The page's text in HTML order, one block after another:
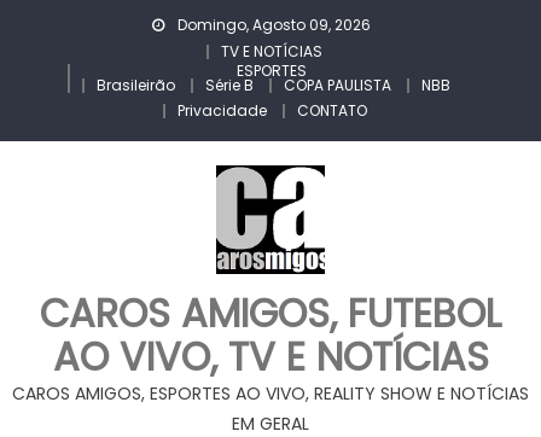
Domingo, Agosto 09, 2026
TV E NOTÍCIAS
ESPORTES
Brasileirão Série B COPA PAULISTA
NBB
Privacidade
CONTATO
CAROS AMIGOS, FUTEBOL
AO VIVO, TV E NOTÍCIAS
CAROS AMIGOS, ESPORTES AO VIVO, REALITY SHOW E NOTÍCIAS
EM GERAL